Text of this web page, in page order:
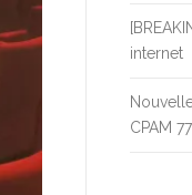
internet
CPAM 77